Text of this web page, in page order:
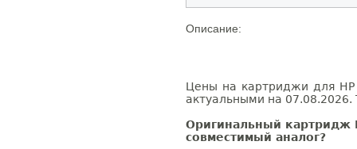
Описание:
Цены на картриджи для HP
актуальными на 07.08.2026.
Оригинальный картридж
совместимый аналог?